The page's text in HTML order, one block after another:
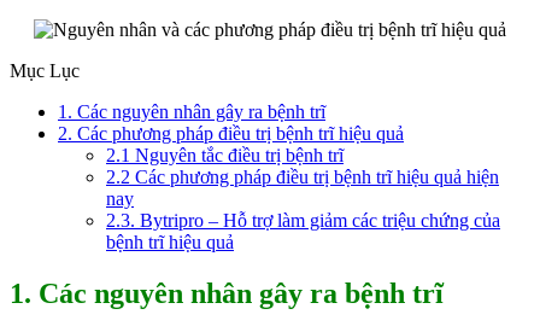
Mục Lục
1. Các nguyên nhân gây ra bệnh trĩ
2. Các phương pháp điều trị bệnh trĩ hiệu quả
2.1 Nguyên tắc điều trị bệnh trĩ
2.2 Các phương pháp điều trị bệnh trĩ hiệu quả hiện
nay
2.3. Bytripro – Hỗ trợ làm giảm các triệu chứng của
bệnh trĩ hiệu quả
1. Các nguyên nhân gây ra bệnh trĩ